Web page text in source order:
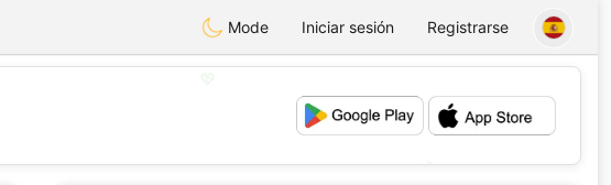
Mode Iniciar sesión Registrarse
💕